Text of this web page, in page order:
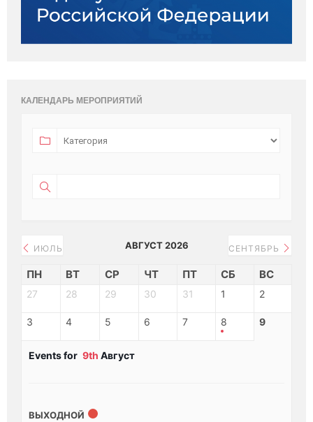
КАЛЕНДАРЬ МЕРОПРИЯТИЙ
ИЮЛЬ АВГУСТ 2026 СЕНТЯБРЬ
ПН ВТ СР ЧТ ПТ СБ ВС
27 28 29 30 31 1 2
3 4 5 6 7 8 9
Events for 9th Август
ВЫХОДНОЙ